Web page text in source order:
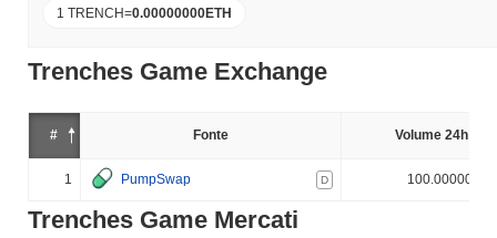
1 TRENCH=0.00000000ETH
Trenches Game Exchange
# Fonte Volume 24h (%)
1 PumpSwap D 100.000000%
Trenches Game Mercati